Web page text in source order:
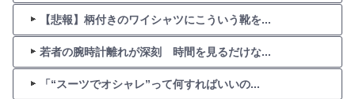
【悲報】柄付きのワイシャツにこういう靴を...
若者の腕時計離れが深刻 時間を見るだけな...
「“スーツでオシャレ”って何すればいいの...